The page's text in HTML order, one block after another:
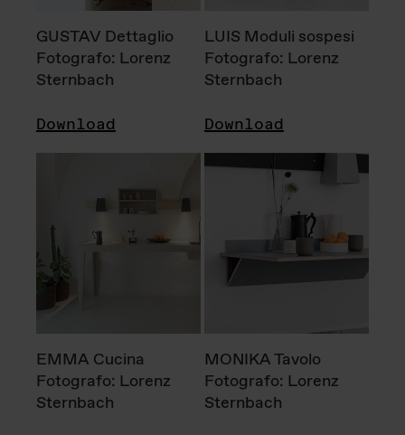
GUSTAV Dettaglio
Fotografo: Lorenz
Sternbach
Download
LUIS Moduli sospesi
Fotografo: Lorenz
Sternbach
Download
EMMA Cucina
Fotografo: Lorenz
Sternbach
MONIKA Tavolo
Fotografo: Lorenz
Sternbach